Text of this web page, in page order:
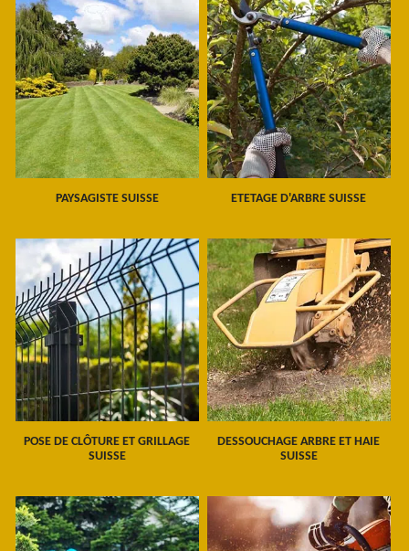
PAYSAGISTE SUISSE ETETAGE D'ARBRE SUISSE
POSE DE CLÔTURE ET GRILLAGE
SUISSE
DESSOUCHAGE ARBRE ET HAIE
SUISSE